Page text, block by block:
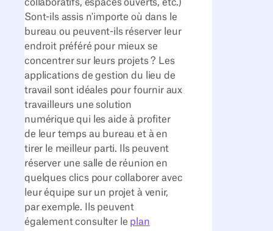
collaboratifs, espaces ouverts, etc.)
Sont-ils assis n'importe où dans le
bureau ou peuvent-ils réserver leur
endroit préféré pour mieux se
concentrer sur leurs projets ? Les
applications de gestion du lieu de
travail sont idéales pour fournir aux
travailleurs une solution
numérique qui les aide à profiter
de leur temps au bureau et à en
tirer le meilleur parti. Ils peuvent
réserver une salle de réunion en
quelques clics pour collaborer avec
leur équipe sur un projet à venir,
par exemple. Ils peuvent
également consulter le plan